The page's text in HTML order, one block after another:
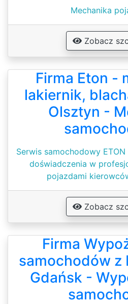
Mechanika
Zobacz
Firma Eton -
lakiernik,
Olsztyn -
Serwis samochodowy
doświadczenia w
pojazdami
Zobacz
Firma
samochodów z
Gdańsk -